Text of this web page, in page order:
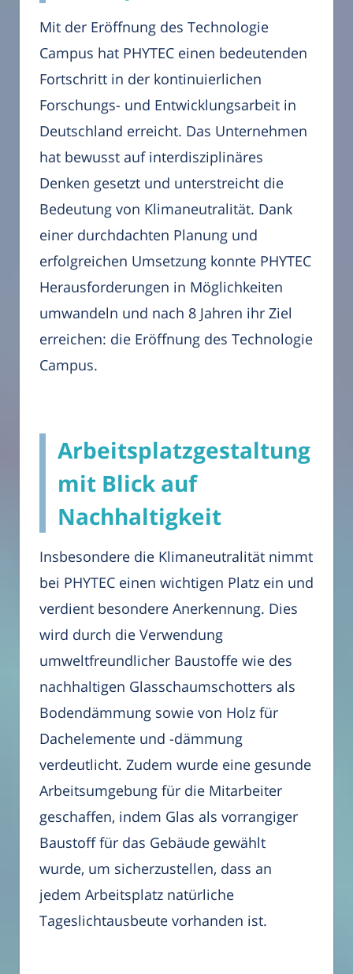
Mit der Eröffnung des Technologie
Campus hat PHYTEC einen bedeutenden
Fortschritt in der kontinuierlichen
Forschungs- und Entwicklungsarbeit in
Deutschland erreicht. Das Unternehmen
hat bewusst auf interdisziplinäres
Denken gesetzt und unterstreicht die
Bedeutung von Klimaneutralität. Dank
einer durchdachten Planung und
erfolgreichen Umsetzung konnte PHYTEC
Herausforderungen in Möglichkeiten
umwandeln und nach 8 Jahren ihr Ziel
erreichen: die Eröffnung des Technologie
Campus.
Arbeitsplatzgestaltung
mit Blick auf
Nachhaltigkeit
Insbesondere die Klimaneutralität nimmt
bei PHYTEC einen wichtigen Platz ein und
verdient besondere Anerkennung. Dies
wird durch die Verwendung
umweltfreundlicher Baustoffe wie des
nachhaltigen Glasschaumschotters als
Bodendämmung sowie von Holz für
Dachelemente und -dämmung
verdeutlicht. Zudem wurde eine gesunde
Arbeitsumgebung für die Mitarbeiter
geschaffen, indem Glas als vorrangiger
Baustoff für das Gebäude gewählt
wurde, um sicherzustellen, dass an
jedem Arbeitsplatz natürliche
Tageslichtausbeute vorhanden ist.